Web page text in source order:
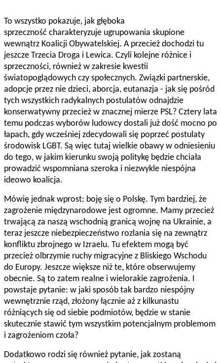
To wszystko pokazuje, jak głęboka
sprzeczność charakteryzuje ugrupowania skupione
wewnątrz Koalicji Obywatelskiej. A przecież dochodzi tu
jeszcze Trzecia Droga i Lewica. Czyli kolejne różnice i
sprzeczności, również w zakresie kwestii
światopoglądowych czy społecznych. Związki partnerskie,
adopcje przez nie dzieci, aborcja, eutanazja - jak się pośród
tych wszystkich radykalnych postulatów odnajdzie
konserwatywny przecież w znacznej mierze PSL? Cztery lata
temu podczas wyborów ludowcy dostali już dość mocno po
łapach, gdy wcześniej zdecydowali się poprzeć postulaty
środowisk LGBT. Są więc tutaj wielkie obawy w odniesieniu
do tego, w jakim kierunku swoją politykę będzie chciała
prowadzić wspomniana szeroka i niezwykle niespójna
ideowo koalicja.
Mówię jednak wprost: boję się o Polskę. Tym bardziej, że
zagrożenie międzynarodowe jest ogromne. Mamy przecież
trwającą za naszą wschodnią granicą wojnę na Ukrainie, a
teraz jeszcze niebezpieczeństwo rozlania się na zewnątrz
konfliktu zbrojnego w Izraelu. Tu efektem mogą być
przecież olbrzymie ruchy migracyjne z Bliskiego Wschodu
do Europy. Jeszcze większe niż te, które obserwujemy
obecnie. Są to zatem realne i wielorakie zagrożenia. I
powstaje pytanie: w jaki sposób tak bardzo niespójny
wewnętrznie rząd, złożony łącznie aż z kilkunastu
różniących się od siebie podmiotów, będzie w stanie
skutecznie stawić tym wszystkim potencjalnym problemom
i zagrożeniom czoła?
Dodatkowo rodzi się również pytanie, jak zostaną